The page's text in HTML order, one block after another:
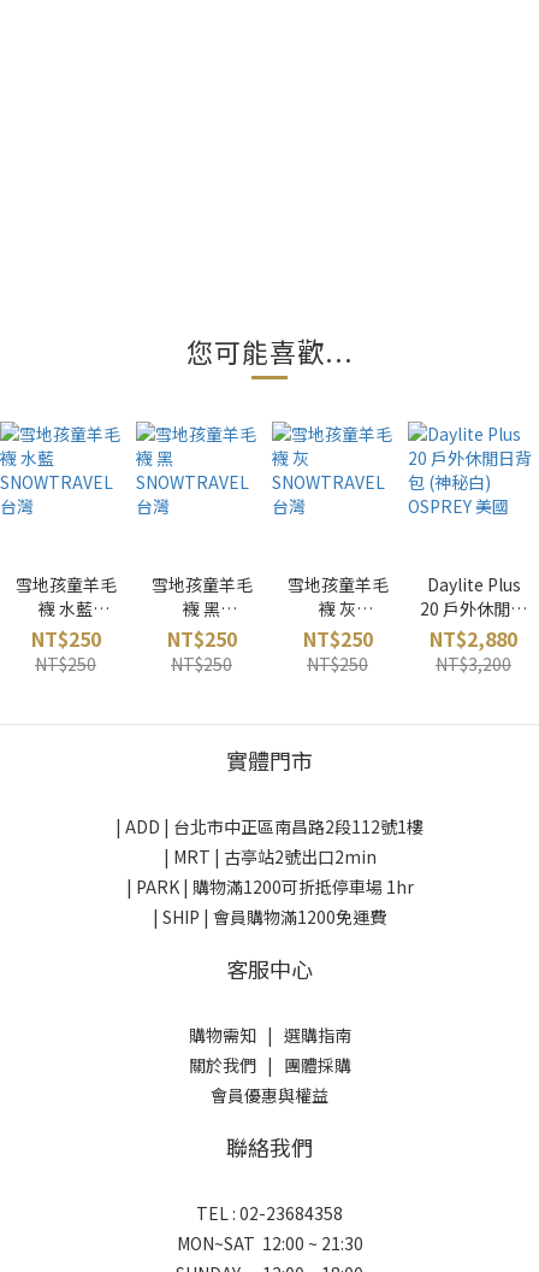
您可能喜歡...
雪地孩童羊毛
襪 水藍
SNOWTRAVE
L 台灣
NT$250
NT$250
雪地孩童羊毛
襪 黑
SNOWTRAVE
L 台灣
NT$250
NT$250
雪地孩童羊毛
襪 灰
SNOWTRAVE
L 台灣
NT$250
NT$250
Daylite Plus
20 戶外休閒日
背包 (神秘白)
OSPREY 美國
NT$2,880
NT$3,200
實體門市
| ADD | 台北市中正區南昌路2段112號1樓
| MRT | 古亭站2號出口2min
| PARK | 購物滿1200可折抵停車場 1hr
| SHIP | 會員購物滿1200免運費
客服中心
購物需知| 選購指南
關於我們| 團體採購
會員優惠與權益
聯絡我們
TEL : 02-23684358
MON~SAT 12:00 ~ 21:30